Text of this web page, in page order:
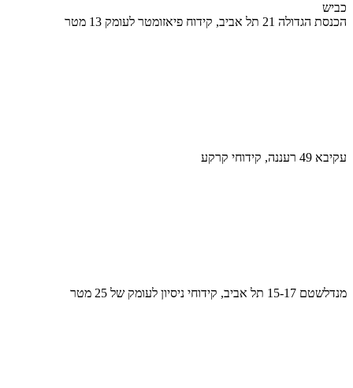
כביש
הכנסת הגדולה 21 תל אביב, קידוח פיאזומטר לעומק 13 מטר
עקיבא 49 רעננה, קידוחי קרקע
מנדלשטם 15-17 תל אביב, קידוחי ניסיון לעומק של 25 מטר